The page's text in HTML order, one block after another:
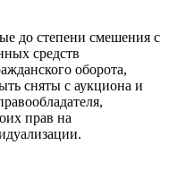
до степени смешения с
средств
оборота,
сняты с аукциона и
прав на